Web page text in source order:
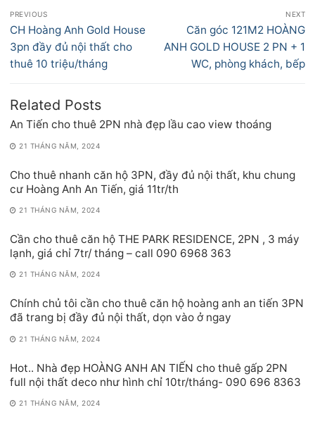
Điều
hướng
bài
viết
PREVIOUS
Previous
post:
CH Hoàng Anh Gold House
3pn đầy đủ nội thất cho
thuê 10 triệu/tháng
NEXT
Next
post:
Căn góc 121M2 HOÀNG
ANH GOLD HOUSE 2 PN + 1
WC, phòng khách, bếp
Related Posts
An Tiến cho thuê 2PN nhà đẹp lầu cao view thoáng
21 THÁNG NĂM, 2024
Cho thuê nhanh căn hộ 3PN, đầy đủ nội thất, khu chung
cư Hoàng Anh An Tiến, giá 11tr/th
21 THÁNG NĂM, 2024
Cần cho thuê căn hộ THE PARK RESIDENCE, 2PN , 3 máy
lạnh, giá chỉ 7tr/ tháng – call 090 6968 363
21 THÁNG NĂM, 2024
Chính chủ tôi cần cho thuê căn hộ hoàng anh an tiến 3PN
đã trang bị đầy đủ nội thất, dọn vào ở ngay
21 THÁNG NĂM, 2024
Hot.. Nhà đẹp HOÀNG ANH AN TIẾN cho thuê gấp 2PN
full nội thất deco như hình chỉ 10tr/tháng- 090 696 8363
21 THÁNG NĂM, 2024